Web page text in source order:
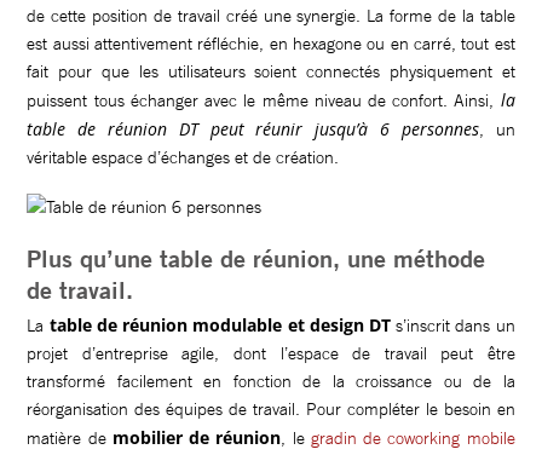
de cette position de travail créé une synergie. La forme de la table
est aussi attentivement réfléchie, en hexagone ou en carré, tout est
fait pour que les utilisateurs soient connectés physiquement et
puissent tous échanger avec le même niveau de confort. Ainsi, la
table de réunion DT peut réunir jusqu’à 6 personnes, un
véritable espace d’échanges et de création.
Plus qu’une table de réunion, une méthode
de travail.
La table de réunion modulable et design DTs’inscrit dans un
projet d’entreprise agile, dont l’espace de travail peut être
transformé facilement en fonction de la croissance ou de la
réorganisation des équipes de travail. Pour compléter le besoin en
matière de mobilier de réunion, le gradin de coworking mobile